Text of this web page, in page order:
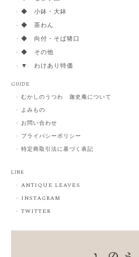
◆ 小鉢・大鉢
◆ 茶わん
◆ 向付・そば猪口
◆ その他
▼ わけあり特価
GUIDE
むかしのうつわ 迦史庵について
よみもの
お問い合わせ
プライバシーポリシー
特定商取引法に基づく表記
LINK
ANTIQUE LEAVES
INSTAGRAM
TWITTER